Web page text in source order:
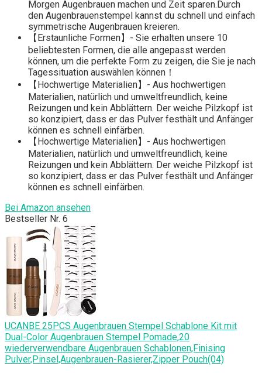
Morgen Augenbrauen machen und Zeit sparen.Durch
den Augenbrauenstempel kannst du schnell und einfach
symmetrische Augenbrauen kreieren.
【Erstaunliche Formen】- Sie erhalten unsere 10
beliebtesten Formen, die alle angepasst werden
können, um die perfekte Form zu zeigen, die Sie je nach
Tagessituation auswählen können！
【Hochwertige Materialien】- Aus hochwertigen
Materialien, natürlich und umweltfreundlich, keine
Reizungen und kein Abblättern. Der weiche Pilzkopf ist
so konzipiert, dass er das Pulver festhält und Anfänger
können es schnell einfärben.
【Hochwertige Materialien】- Aus hochwertigen
Materialien, natürlich und umweltfreundlich, keine
Reizungen und kein Abblättern. Der weiche Pilzkopf ist
so konzipiert, dass er das Pulver festhält und Anfänger
können es schnell einfärben.
Bei Amazon ansehen
Bestseller Nr. 6
UCANBE 25PCS Augenbrauen Stempel Schablone Kit mit
Dual-Color Augenbrauen Stempel Pomade,20
wiederverwendbare Augenbrauen Schablonen,Finising
Pulver,Pinsel,Augenbrauen-Rasierer,Zipper Pouch(04)